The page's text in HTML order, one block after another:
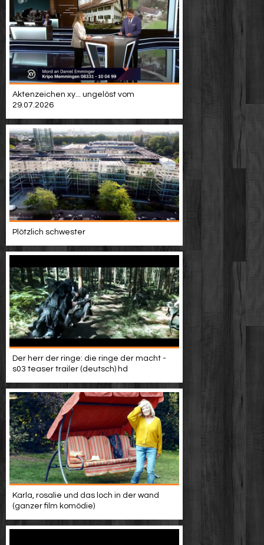
Aktenzeichen xy... ungelöst vom
29.07.2026
Plötzlich schwester
Der herr der ringe: die ringe der macht -
s03 teaser trailer (deutsch) hd
Karla, rosalie und das loch in der wand
(ganzer film komödie)